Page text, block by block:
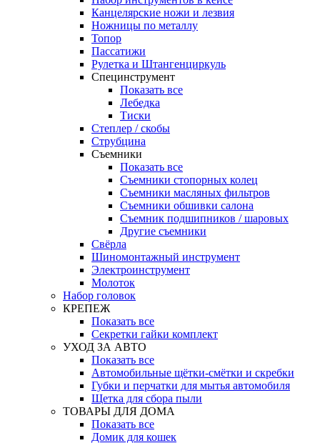
Канцелярские ножи и лезвия
Ножницы по металлу
Топор
Пассатижи
Рулетка и Штангенциркуль
Специнструмент
Показать все
Лебедка
Тиски
Степлер / скобы
Струбцина
Съемники
Показать все
Съемники стопорных колец
Съемники масляных фильтров
Съемники обшивки салона
Съемник подшипников / шаровых
Другие съемники
Свёрла
Шиномонтажный инструмент
Электроинструмент
Молоток
Набор головок
КРЕПЕЖ
Показать все
Секретки гайки комплект
УХОД ЗА АВТО
Показать все
Автомобильные щётки-смётки и скребки
Губки и перчатки для мытья автомобиля
Щетка для сбора пыли
ТОВАРЫ ДЛЯ ДОМА
Показать все
Домик для кошек